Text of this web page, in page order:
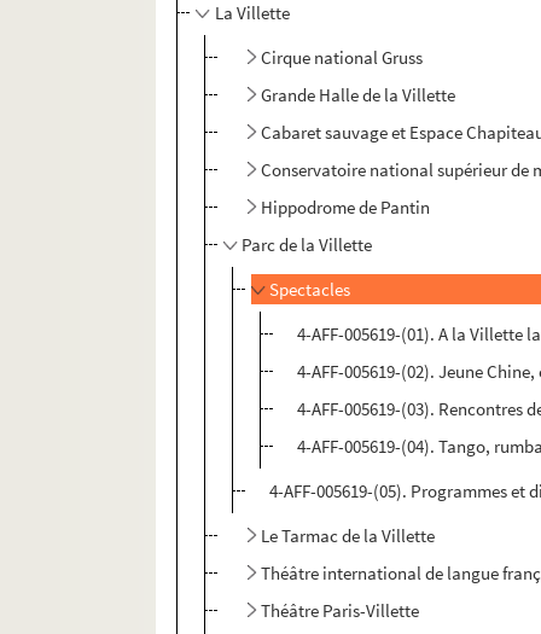
La Villette
Cirque national Gruss
Grande Halle de la Villette
Cabaret sauvage et Espace
Conservatoire national supérieur de
Hippodrome de Pantin
Parc de la Villette
Spectacles
4-AFF-005619-(01). A la Villette
4-AFF-005619-(02). Jeune
4-AFF-005619-(03). Rencontres
4-AFF-005619-(04). Tango,
4-AFF-005619-(05). Programmes et
Le Tarmac de la Villette
Théâtre international de langue
Théâtre Paris-Villette